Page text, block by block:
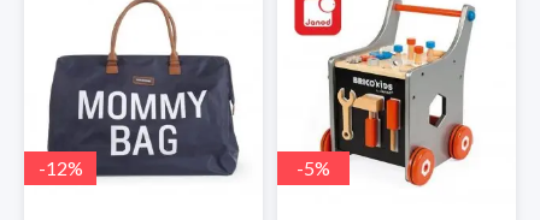
-12% -5%